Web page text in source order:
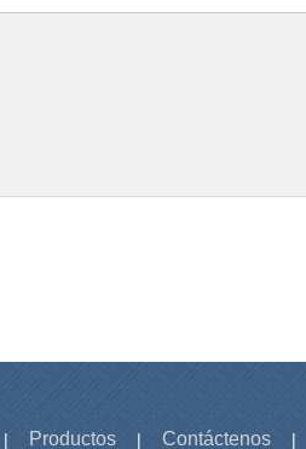
| Productos | Contáctenos |